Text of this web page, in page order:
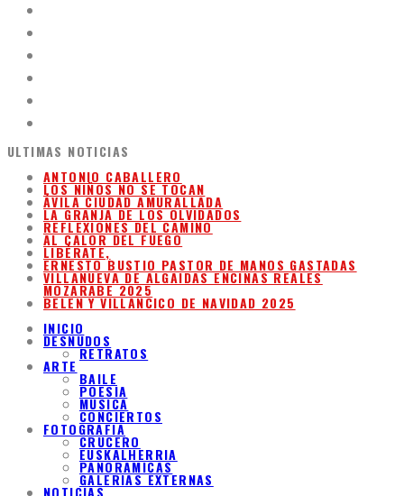
ULTIMAS NOTICIAS
ANTONIO CABALLERO
LOS NIÑOS NO SE TOCAN
ÁVILA CIUDAD AMURALLADA
LA GRANJA DE LOS OLVIDADOS
REFLEXIONES DEL CAMINO
AL CALOR DEL FUEGO
LIBÉRATE,
ERNESTO BUSTIO PASTOR DE MANOS GASTADAS
VILLANUEVA DE ALGAIDAS ENCINAS REALES
MOZARABE 2025
BELEN Y VILLANCICO DE NAVIDAD 2025
INICIO
DESNUDOS
RETRATOS
ARTE
BAILE
POESIA
MUSICA
CONCIERTOS
FOTOGRAFIA
CRUCERO
EUSKALHERRIA
PANORAMICAS
GALERIAS EXTERNAS
NOTICIAS